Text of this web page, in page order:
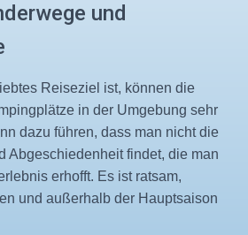
und
Reiseziel ist, können die
in der Umgebung sehr
dazu führen, dass man nicht die
Abgeschiedenheit findet, die man
erhofft. Es ist ratsam,
und außerhalb der Hauptsaison